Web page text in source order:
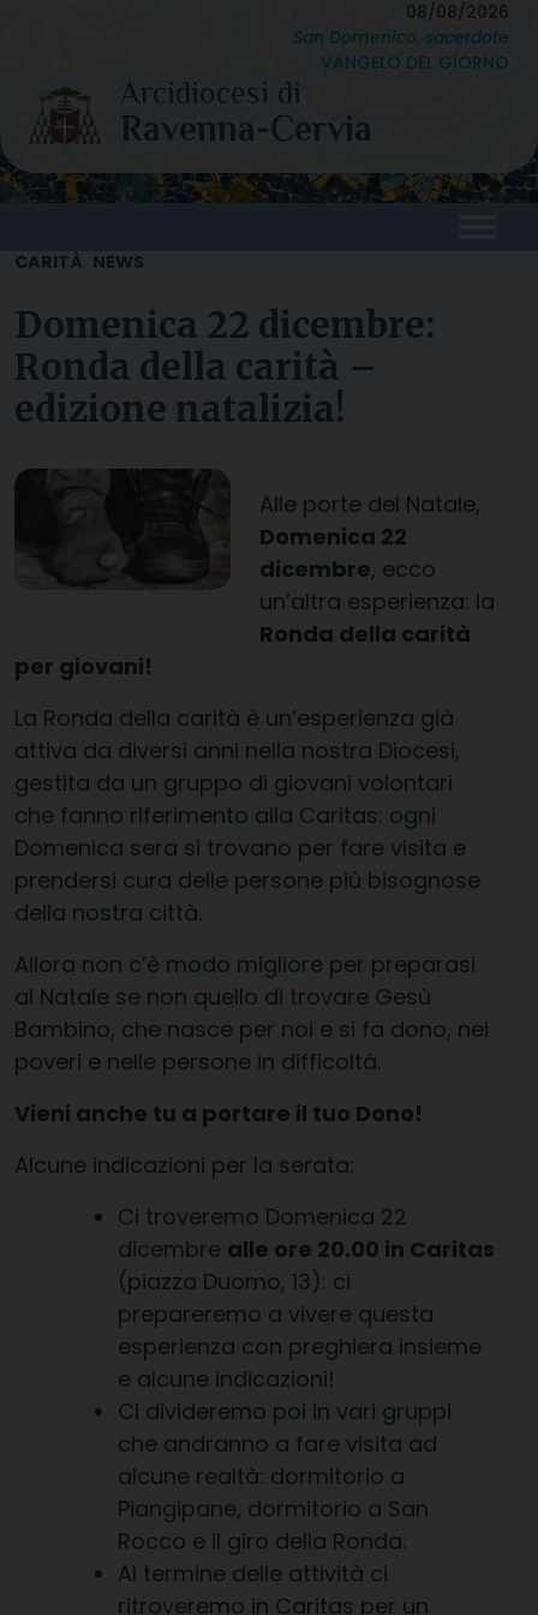
content
08/08/2026
San Domenico, sacerdote
VANGELO DEL GIORNO
CARITÀ NEWS
Domenica 22 dicembre:
Ronda della carità –
edizione natalizia!
Alle porte del Natale,
Domenica 22
dicembre, ecco
un’altra esperienza: la
Ronda della carità
per giovani!
La Ronda della carità è un’esperienza già
attiva da diversi anni nella nostra Diocesi,
gestita da un gruppo di giovani volontari
che fanno riferimento alla Caritas: ogni
Domenica sera si trovano per fare visita e
prendersi cura delle persone più bisognose
della nostra città.
Allora non c’è modo migliore per preparasi
al Natale se non quello di trovare Gesù
Bambino, che nasce per noi e si fa dono, nei
poveri e nelle persone in difficoltà.
Vieni anche tu a portare il tuo Dono!
Alcune indicazioni per la serata:
Ci troveremo Domenica 22
dicembre alle ore 20.00 in Caritas
(piazza Duomo, 13): ci
prepareremo a vivere questa
esperienza con preghiera insieme
e alcune indicazioni!
Ci divideremo poi in vari gruppi
che andranno a fare visita ad
alcune realtà: dormitorio a
Piangipane, dormitorio a San
Rocco e il giro della Ronda.
Al termine delle attività ci
ritroveremo in Caritas per un